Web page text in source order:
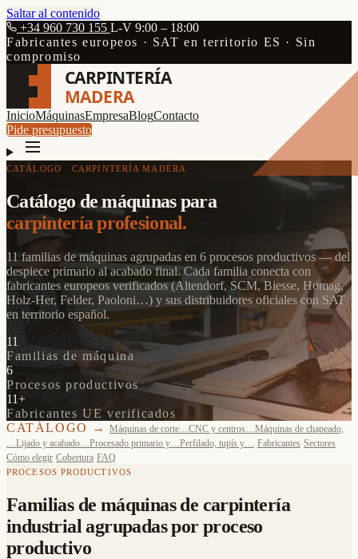
Saltar al contenido
+34 960 730 155 L-V 9:00 – 18:00
Fabricantes europeos · SAT en territorio ES · Sin
compromiso
CARPINTERÍA
MADERA
InicioMáquinasEmpresaBlogContacto
Pide presupuesto
CATÁLOGO · CARPINTERÍA MADERA
Catálogo de máquinas para
carpintería profesional.
11 familias de máquinas agrupadas en 6 procesos productivos — del
despiece primario al acabado final. Cada familia conecta con
fabricantes europeos verificados (Altendorf, SCM, Biesse, Homag,
Holz-Her, Felder, Paoloni…) y sus distribuidores oficiales con SAT
en territorio español.
11
Familias de máquina
6
Procesos productivos
11+
Fabricantes UE verificados
CATÁLOGO →
Máquinas de corte…CNC y centros…Máquinas de chapeado,
…Lijado y acabado…Procesado primario y…Perfilado, tupís y… Fabricantes Sectores
Cómo elegir Cobertura FAQ
PROCESOS PRODUCTIVOS
Familias de máquinas de carpintería
industrial agrupadas por proceso
productivo